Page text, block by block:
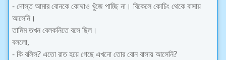
- দোস্ত আমার বোনকে কোথাও খুঁজে পাচ্ছি না। বিকেলে কোচিং থেকে বাসায়
আসেনি।
তামিম তখন বেলকনিতে বসে ছিল।
বললো,
- কি বলিস? এতো রাত হয়ে গেছে এখনো তোর বোন বাসায় আসেনি?